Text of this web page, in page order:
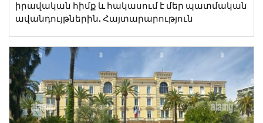
իրավական հիմք և հակասում է մեր պատմական
ավանդույթներին. Հայտարարություն